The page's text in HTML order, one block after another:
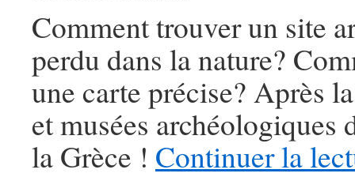
Comment trouver un site
perdu dans la nature?
une carte précise? Après
et musées archéologiques
la Grèce ! Continuer la